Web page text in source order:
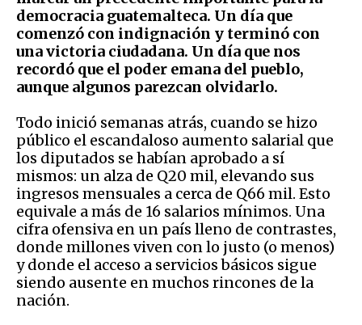
democracia guatemalteca. Un día que
comenzó con indignación y terminó con
una victoria ciudadana. Un día que nos
recordó que el poder emana del pueblo,
aunque algunos parezcan olvidarlo.
Todo inició semanas atrás, cuando se hizo
público el escandaloso aumento salarial que
los diputados se habían aprobado a sí
mismos: un alza de Q20 mil, elevando sus
ingresos mensuales a cerca de Q66 mil. Esto
equivale a más de 16 salarios mínimos. Una
cifra ofensiva en un país lleno de contrastes,
donde millones viven con lo justo (o menos)
y donde el acceso a servicios básicos sigue
siendo ausente en muchos rincones de la
nación.